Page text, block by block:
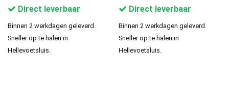
Direct leverbaar
Binnen 2 werkdagen geleverd.
Sneller op te halen in
Hellevoetsluis.
Direct leverbaar
Binnen 2 werkdagen geleverd.
Sneller op te halen in
Hellevoetsluis.